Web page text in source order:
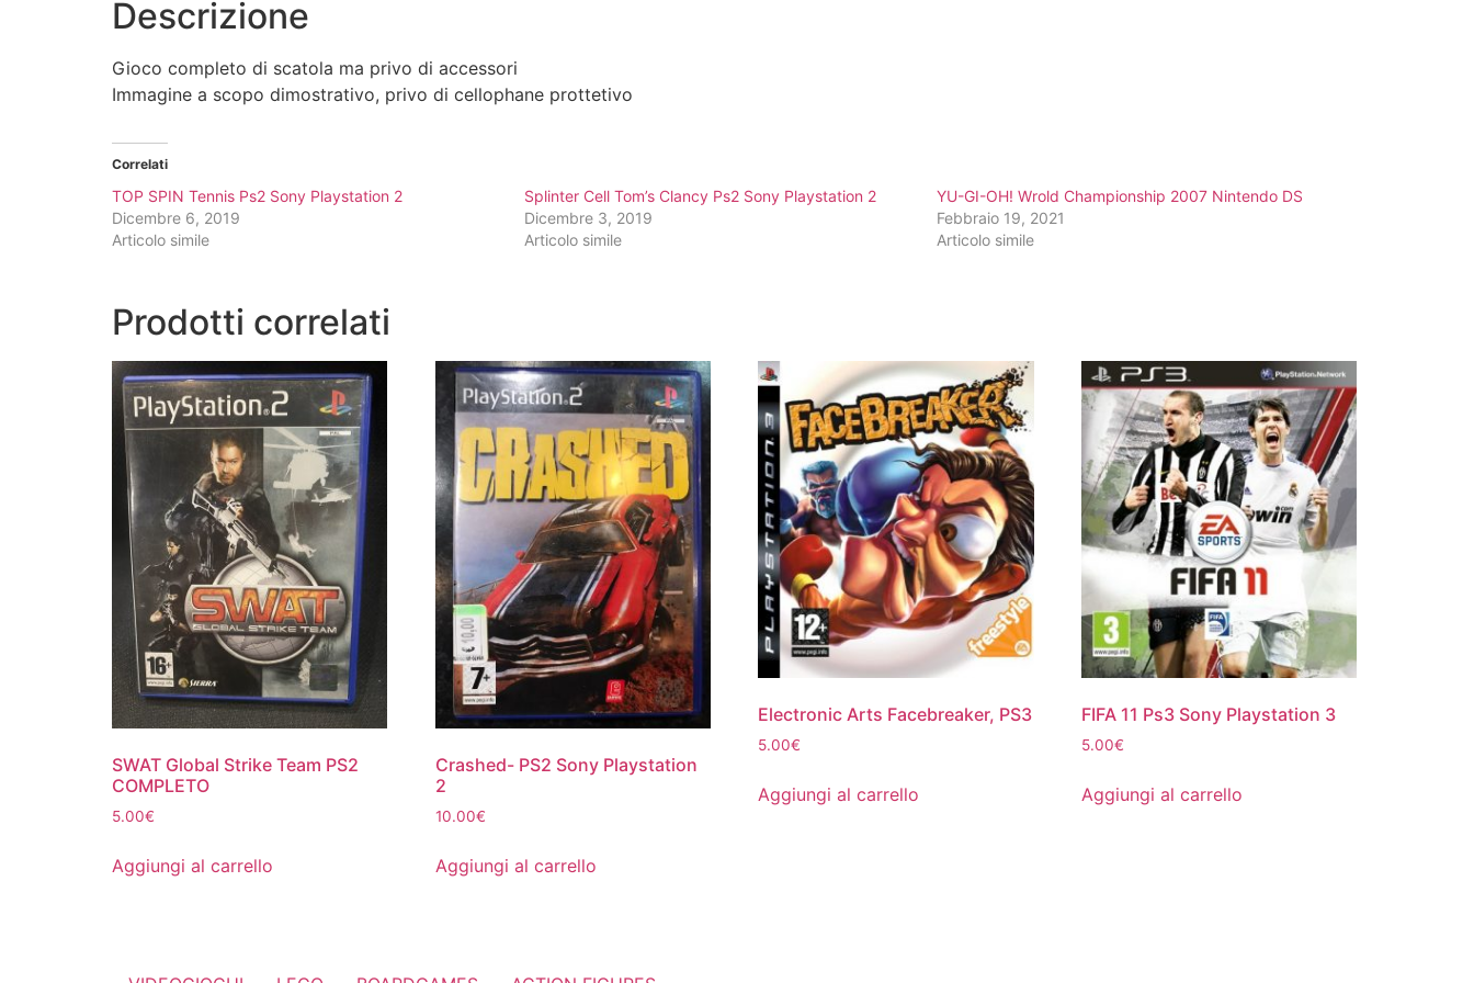
Descrizione
Gioco completo di scatola ma privo di accessori
Immagine a scopo dimostrativo, privo di cellophane prottetivo
Correlati
TOP SPIN Tennis Ps2 Sony Playstation 2
Dicembre 6, 2019
Articolo simile
Splinter Cell Tom’s Clancy Ps2 Sony Playstation 2
Dicembre 3, 2019
Articolo simile
YU-GI-OH! Wrold Championship 2007 Nintendo DS
Febbraio 19, 2021
Articolo simile
Prodotti correlati
SWAT Global Strike Team PS2
COMPLETO
5.00€
Aggiungi al carrello
Crashed- PS2 Sony Playstation
2
10.00€
Aggiungi al carrello
Electronic Arts Facebreaker, PS3
5.00€
Aggiungi al carrello
FIFA 11 Ps3 Sony Playstation 3
5.00€
Aggiungi al carrello